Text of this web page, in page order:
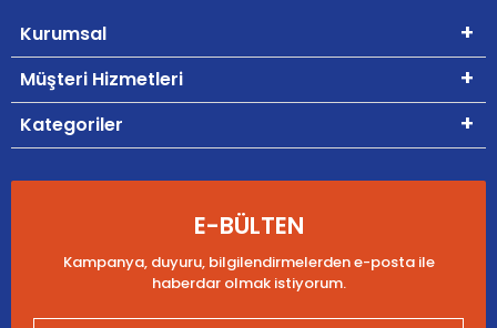
Kurumsal
Müşteri Hizmetleri
Kategoriler
E-BÜLTEN
Kampanya, duyuru, bilgilendirmelerden e-posta ile
haberdar olmak istiyorum.